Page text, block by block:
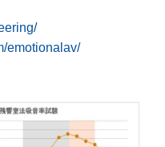
emotionalav/